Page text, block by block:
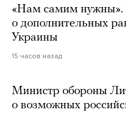
«Нам самим
о дополнительных
Украины
15 часов назад
Министр обороны
о возможных